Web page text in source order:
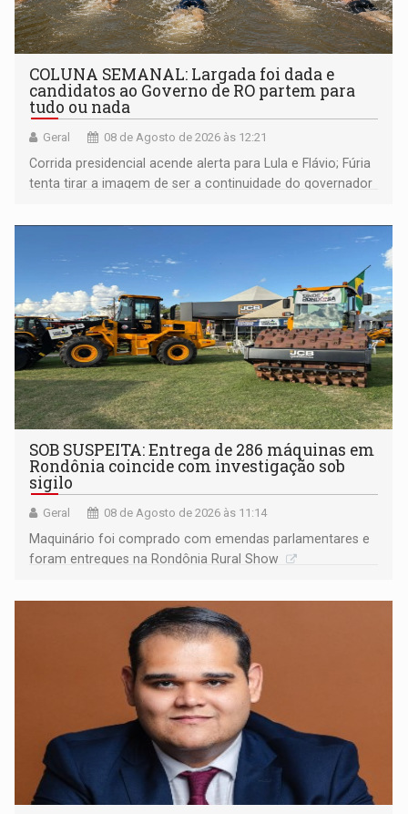
COLUNA SEMANAL: Largada foi dada e
candidatos ao Governo de RO partem para
tudo ou nada
Geral 08 de Agosto de 2026 às 12:21
Corrida presidencial acende alerta para Lula e Flávio; Fúria
tenta tirar a imagem de ser a continuidade do governador
não ter entrado no modo eleição; ABAV faz evento em
SOB SUSPEITA: Entrega de 286 máquinas em
Rondônia coincide com investigação sob
sigilo
Geral 08 de Agosto de 2026 às 11:14
Maquinário foi comprado com emendas parlamentares e
foram entregues na Rondônia Rural Show